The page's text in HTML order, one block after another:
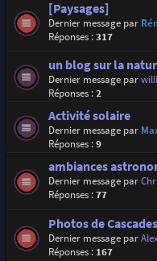
[Paysages]
Dernier message par
Réponses :317
un blog sur la
Dernier message par
Réponses :2
Activité solaire
Dernier message par
Réponses :9
ambiances
Dernier message par
Réponses :77
Photos de
Dernier message par
Réponses : 167